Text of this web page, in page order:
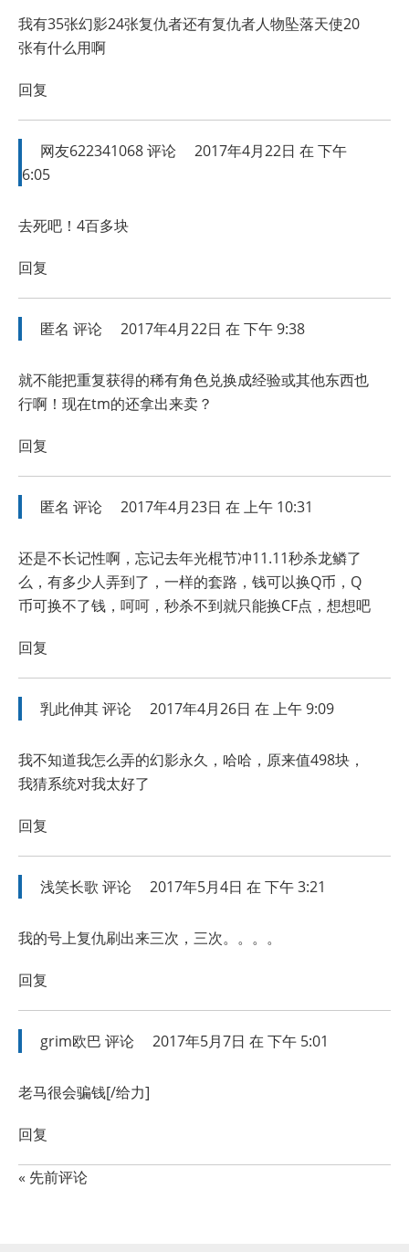
我有35张幻影24张复仇者还有复仇者人物坠落天使20
张有什么用啊
回复
网友622341068评论
2017年4月22日 在 下午
6:05
去死吧！4百多块
回复
匿名 评论 2017年4月22日 在 下午 9:38
就不能把重复获得的稀有角色兑换成经验或其他东西也
行啊！现在tm的还拿出来卖？
回复
匿名 评论 2017年4月23日 在 上午 10:31
还是不长记性啊，忘记去年光棍节冲11.11秒杀龙鳞了
么，有多少人弄到了，一样的套路，钱可以换Q币，Q
币可换不了钱，呵呵，秒杀不到就只能换CF点，想想吧
回复
乳此伸其评论 2017年4月26日 在 上午 9:09
我不知道我怎么弄的幻影永久，哈哈，原来值498块，
我猜系统对我太好了
回复
浅笑长歌 评论 2017年5月4日 在 下午 3:21
我的号上复仇刷出来三次，三次。。。。
回复
grim欧巴 评论 2017年5月7日 在 下午 5:01
老马很会骗钱[/给力]
回复
« 先前评论